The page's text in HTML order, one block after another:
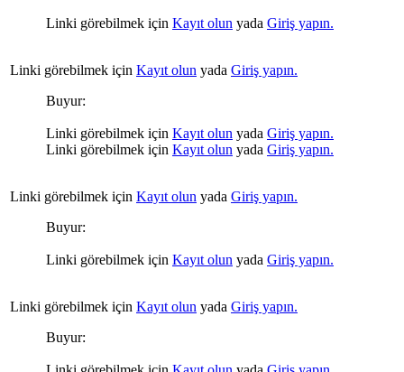
Linki görebilmek için Kayıt olun yada Giriş yapın.
Linki görebilmek için Kayıt olun yada Giriş yapın.
Buyur:
Linki görebilmek için Kayıt olun yada Giriş yapın.
Linki görebilmek için Kayıt olun yada Giriş yapın.
Linki görebilmek için Kayıt olun yada Giriş yapın.
Buyur:
Linki görebilmek için Kayıt olun yada Giriş yapın.
Linki görebilmek için Kayıt olun yada Giriş yapın.
Buyur: